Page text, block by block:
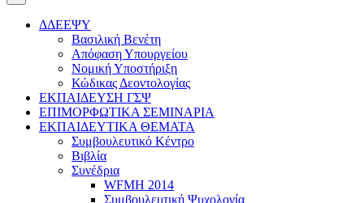
ΔΔΕΕΨΥ
Βασιλική Βενέτη
Απόφαση Υπουργείου
Νομική Υποστήριξη
Κώδικας Δεοντολογίας
ΕΚΠΑΙΔΕΥΣΗ ΓΣΨ
ΕΠΙΜΟΡΦΩΤΙΚΑ ΣΕΜΙΝΑΡΙΑ
ΕΚΠΑΙΔΕΥΤΙΚΑ ΘΕΜΑΤΑ
Συμβουλευτικό Κέντρο
Βιβλία
Συνέδρια
WFMH 2014
Συμβουλευτική Ψυχολογία